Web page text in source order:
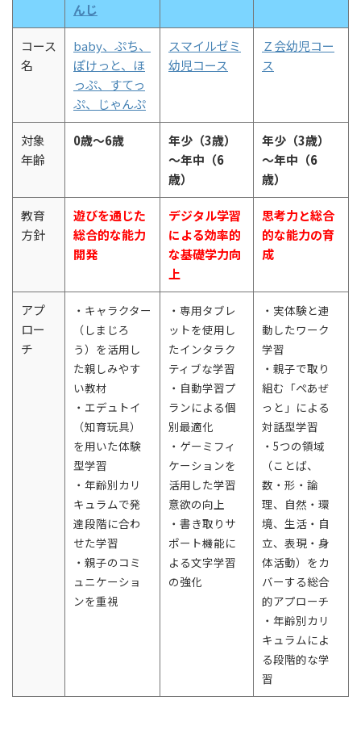
んじ
コース
名
baby、ぷち、
ぽけっと、ほ
っぷ、すてっ
ぷ、じゃんぷ
スマイルゼミ
幼児コース
Ｚ会幼児コー
ス
対象
年齢
0歳～6歳
年少（3歳）
～年中（6
歳）
年少（3歳）
～年中（6
歳）
教育
方針
遊びを通じた
総合的な能力
開発
デジタル学習
による効率的
な基礎学力向
上
思考力と総合
的な能力の育
成
アプ
ロー
チ
・キャラクター
（しまじろ
う）を活用し
た親しみやす
い教材
・エデュトイ
（知育玩具）
を用いた体験
型学習
・年齢別カリ
キュラムで発
達段階に合わ
せた学習
・親子のコミ
ュニケーショ
ンを重視
・専用タブレ
ットを使用し
たインタラク
ティブな学習
・自動学習プ
ランによる個
別最適化
・ゲーミフィ
ケーションを
活用した学習
意欲の向上
・書き取りサ
ポート機能に
よる文字学習
の強化
・実体験と連
動したワーク
学習
・親子で取り
組む「ぺあぜ
っと」による
対話型学習
・5つの領域
（ことば、
数・形・論
理、自然・環
境、生活・自
立、表現・身
体活動）をカ
バーする総合
的アプローチ
・年齢別カリ
キュラムによ
る段階的な学
習